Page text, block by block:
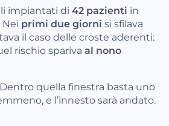
impiantati di 42 pazienti in
primi due giorni si sfilava
il caso delle croste aderenti:
rischio spariva al nono
quella finestra basta uno
e l’innesto sarà andato.